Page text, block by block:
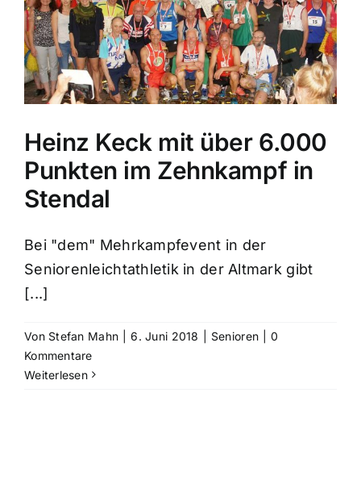
Heinz Keck mit über 6.000
Punkten im Zehnkampf in
Stendal
Bei "dem" Mehrkampfevent in der
Seniorenleichtathletik in der Altmark gibt
[...]
Von Stefan Mahn 6. Juni 2018 Senioren
0
Kommentare
Weiterlesen